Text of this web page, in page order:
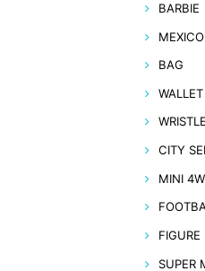
BARBIE
MEXICO
BAG
WALLET
CITY
MINI
FIGURE
SUPER